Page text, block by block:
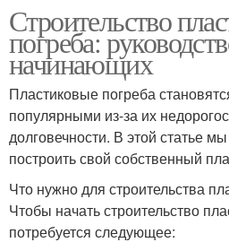
Строительство
погреба:
начинающих
Пластиковые погреба
популярными из-за их
долговечности. В этой статье
построить свой собственный
Что нужно для строительства
Чтобы начать строительство
потребуется следующее: